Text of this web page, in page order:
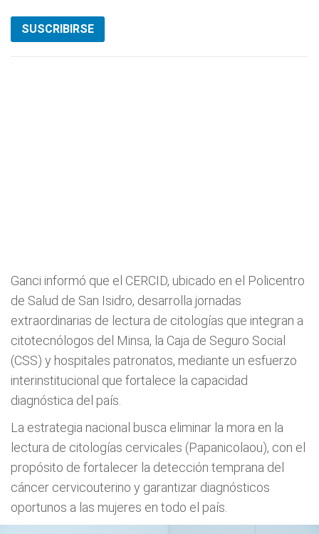
SUSCRIBIRSE
Ganci informó que el CERCID, ubicado en el Policentro
de Salud de San Isidro, desarrolla jornadas
extraordinarias de lectura de citologías que integran a
citotecnólogos del Minsa, la Caja de Seguro Social
(CSS) y hospitales patronatos, mediante un esfuerzo
interinstitucional que fortalece la capacidad
diagnóstica del país.
La estrategia nacional busca eliminar la mora en la
lectura de citologías cervicales (Papanicolaou), con el
propósito de fortalecer la detección temprana del
cáncer cervicouterino y garantizar diagnósticos
oportunos a las mujeres en todo el país.